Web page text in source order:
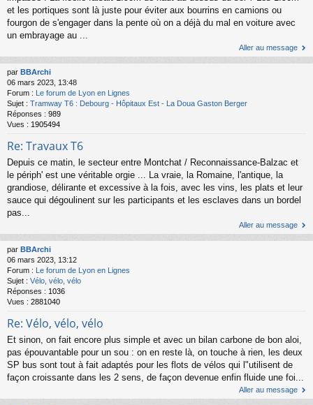
et les portiques sont là juste pour éviter aux bourrins en camions ou
fourgon de s'engager dans la pente où on a déjà du mal en voiture avec
un embrayage au ...
Aller au message
par BBArchi
06 mars 2023, 13:48
Forum :
Le forum de Lyon en Lignes
Sujet : Tramway T6 : Debourg - Hôpitaux Est - La Doua Gaston Berger
Réponses : 989
Vues : 1905494
Re: Travaux T6
Depuis ce matin, le secteur entre Montchat / Reconnaissance-Balzac et
le périph' est une véritable orgie ... La vraie, la Romaine, l'antique, la
grandiose, délirante et excessive à la fois, avec les vins, les plats et leur
sauce qui dégoulinent sur les participants et les esclaves dans un bordel
pas...
Aller au message
par BBArchi
06 mars 2023, 13:12
Forum : Le forum de Lyon en Lignes
Sujet : Vélo, vélo, vélo
Réponses : 1036
Vues : 2881040
Re: Vélo, vélo, vélo
Et sinon, on fait encore plus simple et avec un bilan carbone de bon aloi,
pas épouvantable pour un sou : on en reste là, on touche à rien, les deux
SP bus sont tout à fait adaptés pour les flots de vélos qui l"utilisent de
façon croissante dans les 2 sens, de façon devenue enfin fluide une foi...
Aller au message